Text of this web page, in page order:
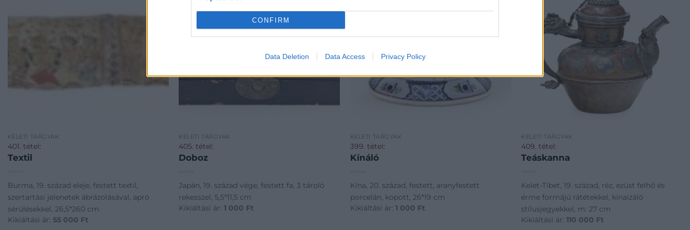
CONFIRM
Data Deletion Data Access Privacy Policy
KELETI TÁRGYAK
401. tétel:
Textil
Burma, 19. század eleje, festett textil,
szertartási jelenetek ábrázolásával, apró
sérülésekkel, 26,5*260 cm
Kikiáltási ár: 55 000 Ft
KELETI TÁRGYAK
405. tétel:
Doboz
Japán, 19. század vége, festett fa, 3 tároló
rekesszel, 5,5*11,5 cm
Kikiáltási ár:1 000 Ft
KELETI TÁRGYAK
399. tétel:
Kínáló
Kína, 20. század, festett, aranyfestett
porcelán, kopott, 26*19 cm
Kikiáltási ár: 1 000 Ft
KELETI TÁRGYAK
409. tétel:
Teáskanna
Kelet-Tibet, 19. század, réz, ezüst felhő és
érme formájú rátétekkel, kínaizáló
stílusjegyekkel, m: 27 cm
Kikiáltási ár:110 000 Ft